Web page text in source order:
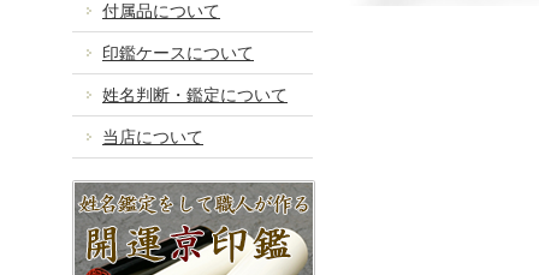
付属品について
印鑑ケースについて
姓名判断・鑑定について
当店について